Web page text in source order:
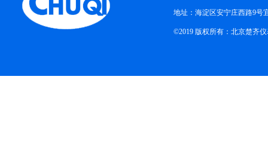
地址：海淀区安宁庄西路9号
©2019 版权所有：北京楚齐